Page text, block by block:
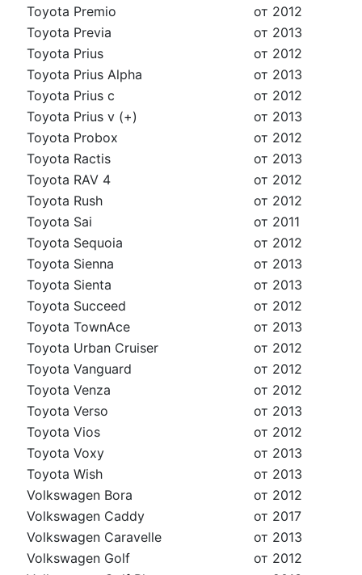
Toyota Premio
от 2012
Toyota Previa
от 2013
Toyota Prius
от 2012
Toyota Prius Alpha
от 2013
Toyota Prius c
от 2012
Toyota Prius v (+)
от 2013
Toyota Probox
от 2012
Toyota Ractis
от 2013
Toyota RAV 4
от 2012
Toyota Rush
от 2012
Toyota Sai
от 2011
Toyota Sequoia
от 2012
Toyota Sienna
от 2013
Toyota Sienta
от 2013
Toyota Succeed
от 2012
Toyota TownAce
от 2013
Toyota Urban Cruiser
от 2012
Toyota Vanguard
от 2012
Toyota Venza
от 2012
Toyota Verso
от 2013
Toyota Vios
от 2012
Toyota Voxy
от 2013
Toyota Wish
от 2013
Volkswagen Bora
от 2012
Volkswagen Caddy
от 2017
Volkswagen Caravelle
от 2013
Volkswagen Golf
от 2012